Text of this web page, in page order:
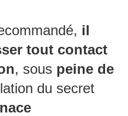
il
tout contact
, sous peine de
du secret